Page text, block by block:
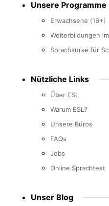
menu Unsere Programme
Erwachsene (16+)
Weiterbildungen
Sprachkurse für
Nützliche Links
Über ESL
Warum ESL?
Unsere Büros
FAQs
Jobs
Online Sprachtest
Unser Blog